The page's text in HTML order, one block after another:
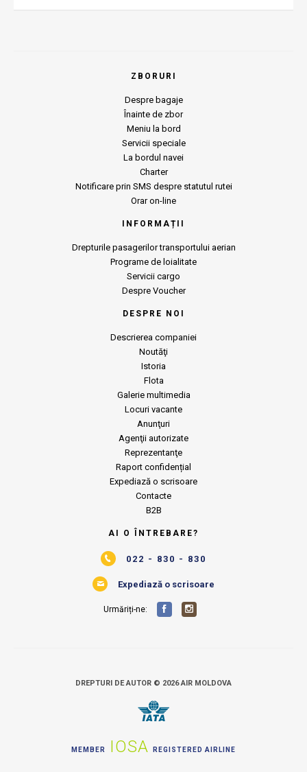
ZBORURI
Despre bagaje
Înainte de zbor
Meniu la bord
Servicii speciale
La bordul navei
Charter
Notificare prin SMS despre statutul rutei
Orar on-line
INFORMAȚII
Drepturile pasagerilor transportului aerian
Programe de loialitate
Servicii cargo
Despre Voucher
DESPRE NOI
Descrierea companiei
Noutăţi
Istoria
Flota
Galerie multimedia
Locuri vacante
Anunţuri
Agenţii autorizate
Reprezentanţe
Raport confidențial
Expediază o scrisoare
Contacte
B2B
AI O ÎNTREBARE?
022 - 830 - 830
Expediază o scrisoare
Urmăriți-ne:
DREPTURI DE AUTOR © 2026 AIR MOLDOVA
MEMBER IOSA REGISTERED AIRLINE